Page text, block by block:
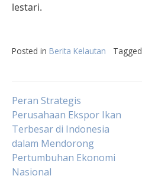
lestari.
Posted in Berita Kelautan Tagged
Post
navigation
Peran Strategis
Perusahaan Ekspor Ikan
Terbesar di Indonesia
dalam Mendorong
Pertumbuhan Ekonomi
Nasional